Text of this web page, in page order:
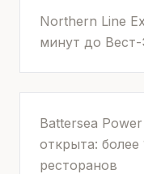
Northern Line
минут до
Battersea
открыта: более
ресторанов